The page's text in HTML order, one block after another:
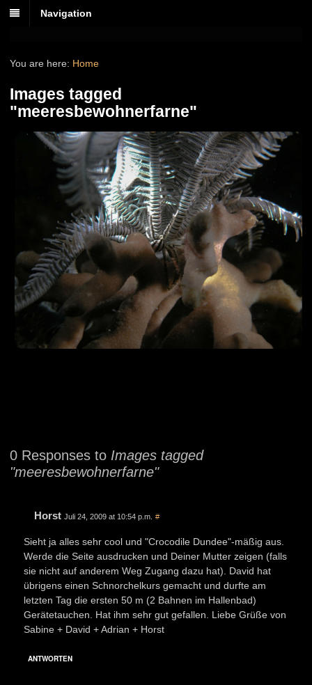
Navigation
You are here: Home
Images tagged
"meeresbewohnerfarne"
0 Responses to Images tagged
"meeresbewohnerfarne"
Horst Juli 24, 2009 at 10:54 p.m. #
Sieht ja alles sehr cool und "Crocodile Dundee"-mäßig aus.
Werde die Seite ausdrucken und Deiner Mutter zeigen (falls
sie nicht auf anderem Weg Zugang dazu hat). David hat
übrigens einen Schnorchelkurs gemacht und durfte am
letzten Tag die ersten 50 m (2 Bahnen im Hallenbad)
Gerätetauchen. Hat ihm sehr gut gefallen. Liebe Grüße von
Sabine + David + Adrian + Horst
ANTWORTEN